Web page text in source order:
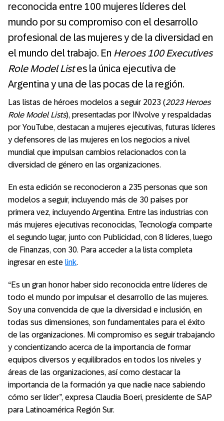
reconocida entre 100 mujeres líderes del
mundo por su compromiso con el desarrollo
profesional de las mujeres y de la diversidad en
el mundo del trabajo. En Heroes 100 Executives
Role Model Listes la única ejecutiva de
Argentina y una de las pocas de la región.
Las listas de héroes modelos a seguir 2023 (2023 Heroes
Role Model Lists), presentadas por INvolve y respaldadas
por YouTube, destacan a mujeres ejecutivas, futuras líderes
y defensores de las mujeres en los negocios a nivel
mundial que impulsan cambios relacionados con la
diversidad de género en las organizaciones.
En esta edición se reconocieron a 235 personas que son
modelos a seguir, incluyendo más de 30 países por
primera vez, incluyendo Argentina. Entre las industrias con
más mujeres ejecutivas reconocidas, Tecnología comparte
el segundo lugar, junto con Publicidad, con 8 líderes, luego
de Finanzas, con 30. Para acceder a la lista completa
ingresar en este link.
“Es un gran honor haber sido reconocida entre líderes de
todo el mundo por impulsar el desarrollo de las mujeres.
Soy una convencida de que la diversidad e inclusión, en
todas sus dimensiones, son fundamentales para el éxito
de las organizaciones. Mi compromiso es seguir trabajando
y concientizando acerca de la importancia de formar
equipos diversos y equilibrados en todos los niveles y
áreas de las organizaciones, así como destacar la
importancia de la formación ya que nadie nace sabiendo
cómo ser líder”, expresa Claudia Boeri, presidente de SAP
para Latinoamérica Región Sur.